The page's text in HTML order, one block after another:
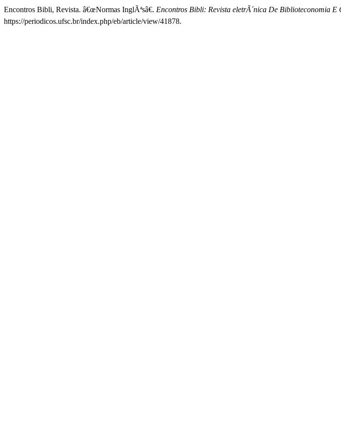
Encontros Bibli, Revista. â€œNormas InglÃªsâ€. Encontros Bibli: Revista eletrÃ´nica De Biblioteconomia
https://periodicos.ufsc.br/index.php/eb/article/view/41878.